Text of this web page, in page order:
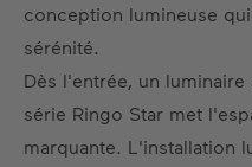
conception lumineuse
sérénité.
Dès l'entrée, un
série Ringo Star met
marquante. L'installation